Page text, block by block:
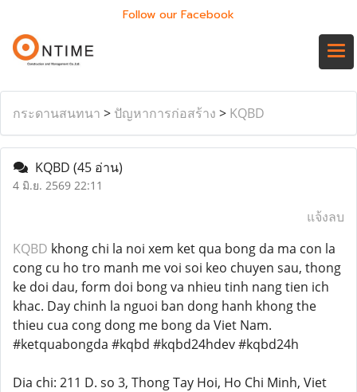
Follow our Facebook
กระดานสนทนา > ปัญหาการก่อสร้าง > KQBD
KQBD (45 อ่าน)
4 มิ.ย. 2569 22:11
แจ้งลบ
KQBD khong chi la noi xem ket qua bong da ma con la
cong cu ho tro manh me voi soi keo chuyen sau, thong
ke doi dau, form doi bong va nhieu tinh nang tien ich
khac. Day chinh la nguoi ban dong hanh khong the
thieu cua cong dong me bong da Viet Nam.
#ketquabongda #kqbd #kqbd24hdev #kqbd24h
Dia chi: 211 D. so 3, Thong Tay Hoi, Ho Chi Minh, Viet